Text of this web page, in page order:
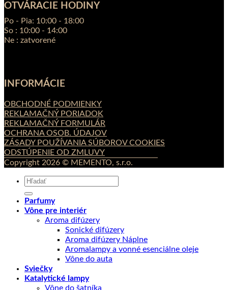
OTVÁRACIE HODINY
Po - Pia: 10:00 - 18:00
So : 10:00 - 14:00
Ne : zatvorené
INFORMÁCIE
OBCHODNÉ PODMIENKY
REKLAMAČNÝ PORIADOK
REKLAMAČNÝ FORMULÁR
OCHRANA OSOB. ÚDAJOV
ZÁSADY POUŽÍVANIA SÚBOROV COOKIES
ODSTÚPENIE OD ZMLUVY
Copyright 2026 © MEMENTO, s.r.o.
Hľadať:
Parfumy
Vône pre interiér
Aroma difúzery
Sonické difúzery
Aroma difúzery Náplne
Aromalampy a vonné esenciálne oleje
Vône do auta
Sviečky
Katalytické lampy
Vône do šatníka